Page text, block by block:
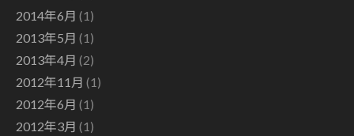
2014年6月 (1)
2013年5月 (1)
2013年4月 (2)
2012年11月 (1)
2012年6月 (1)
2012年3月 (1)